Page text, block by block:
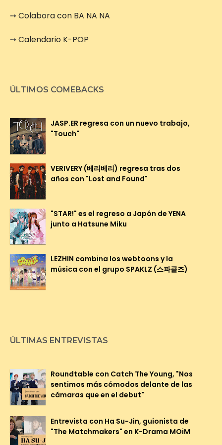
➙Colabora con BA NA NA
➙Calendario K-POP
ÚLTIMOS COMEBACKS
JASP.ER regresa con un nuevo trabajo,
"Touch"
VERIVERY (베리베리) regresa tras dos
años con "Lost and Found"
"STAR!" es el regreso a Japón de YENA
junto a Hatsune Miku
LEZHIN combina los webtoons y la
música con el grupo SPAKLZ (스파클즈)
ÚLTIMAS ENTREVISTAS
Roundtable con Catch The Young, "Nos
sentimos más cómodos delante de las
cámaras que en el debut"
Entrevista con Ha Su-Jin, guionista de
"The Matchmakers" en K-Drama MOiM